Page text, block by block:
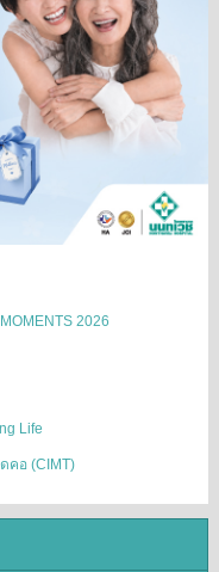
2026
Life
คอ (CIMT)